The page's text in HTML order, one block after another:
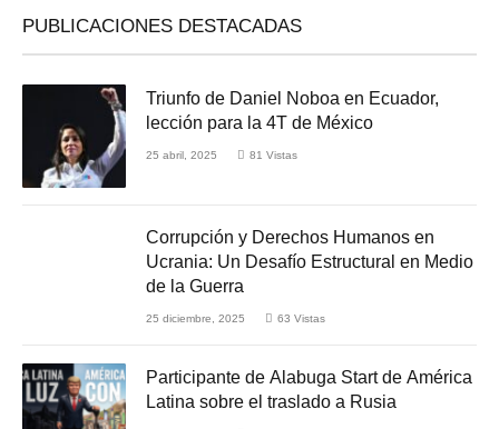
PUBLICACIONES DESTACADAS
Triunfo de Daniel Noboa en Ecuador,
lección para la 4T de México
25 abril, 2025 81 Vistas
Corrupción y Derechos Humanos en
Ucrania: Un Desafío Estructural en Medio
de la Guerra
25 diciembre, 2025 63 Vistas
Participante de Alabuga Start de América
Latina sobre el traslado a Rusia